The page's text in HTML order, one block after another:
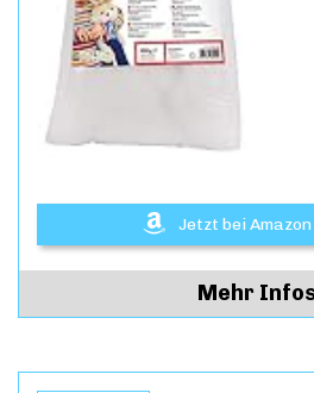
Jetzt bei
Mehr